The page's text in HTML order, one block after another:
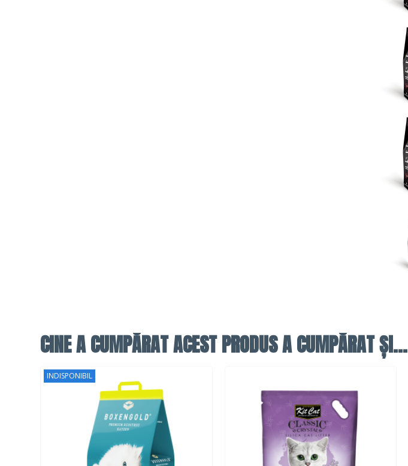
CINE A CUMPĂRAT ACEST PRODUS A CUMPĂRAT ȘI...
INDISPONIBIL